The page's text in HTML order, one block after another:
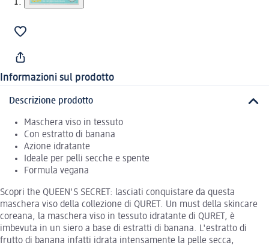
Informazioni sul prodotto
Descrizione prodotto
Maschera viso in tessuto
Con estratto di banana
Azione idratante
Ideale per pelli secche e spente
Formula vegana
Scopri the QUEEN'S SECRET: lasciati conquistare da questa
maschera viso della collezione di QURET. Un must della skincare
coreana, la maschera viso in tessuto idratante di QURET, è
imbevuta in un siero a base di estratti di banana. L'estratto di
frutto di banana infatti idrata intensamente la pelle secca,